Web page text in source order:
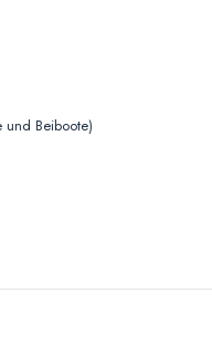
und Beiboote)